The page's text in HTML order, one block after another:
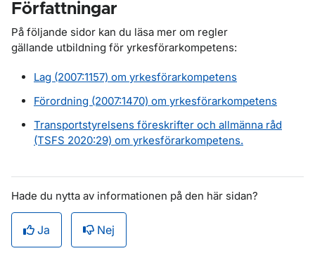
Författningar
På följande sidor kan du läsa mer om regler
gällande utbildning för yrkesförarkompetens:
Lag (2007:1157) om yrkesförarkompetens
Förordning (2007:1470) om yrkesförarkompetens
Transportstyrelsens föreskrifter och allmänna råd
(TSFS 2020:29) om yrkesförarkompetens.
Hade du nytta av informationen på den här sidan?
Ja Nej